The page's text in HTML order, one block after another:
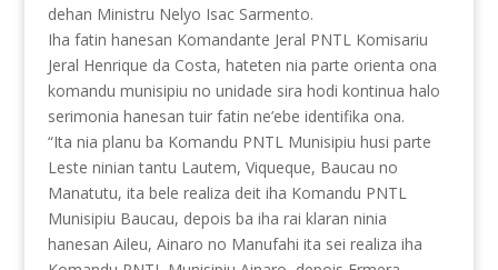
dehan Ministru Nelyo Isac Sarmento.
Iha fatin hanesan Komandante Jeral PNTL Komisariu
Jeral Henrique da Costa, hateten nia parte orienta ona
komandu munisipiu no unidade sira hodi kontinua halo
serimonia hanesan tuir fatin ne’ebe identifika ona.
“Ita nia planu ba Komandu PNTL Munisipiu husi parte
Leste ninian tantu Lautem, Viqueque, Baucau no
Manatutu, ita bele realiza deit iha Komandu PNTL
Munisipiu Baucau, depois ba iha rai klaran ninia
hanesan Aileu, Ainaro no Manufahi ita sei realiza iha